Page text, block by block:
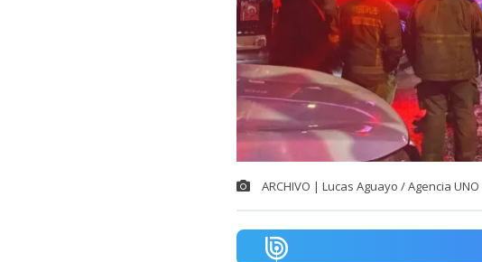
ARCHIVO | Lucas Aguayo / Agencia UNO